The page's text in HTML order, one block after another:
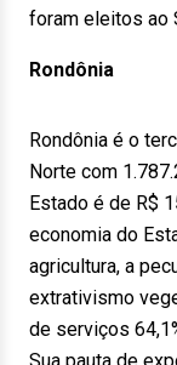
foram eleitos ao
Rondônia
Rondônia é o
Norte com
Estado é de R$
economia do
agricultura, a
extrativismo
de serviços